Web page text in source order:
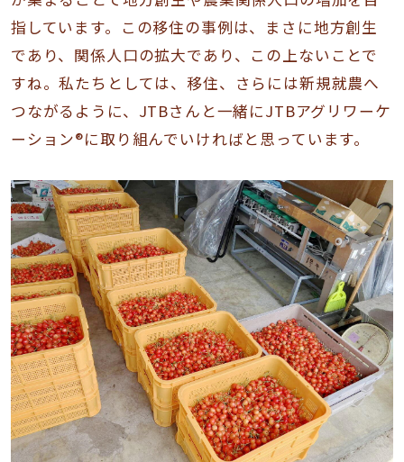
指しています。この移住の事例は、まさに地方創生
であり、関係人口の拡大であり、この上ないことで
すね。私たちとしては、移住、さらには新規就農へ
つながるように、JTBさんと一緒にJTBアグリワーケ
ーション®に取り組んでいければと思っています。